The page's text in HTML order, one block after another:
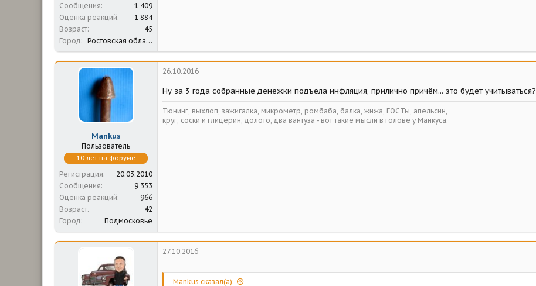
Сообщения
1 409
Оценка реакций
1 884
Возраст
45
Город
Ростовская область; Севастополь
Mankus
Пользователь
10 лет на форуме
Регистрация
20.03.2010
Сообщения
9 353
Оценка реакций
966
Возраст
42
Город
Подмосковье
26.10.2016
Ну за 3 года собранные денежки подъела инфляция, прилично причём... это будет учитываться?
Тюнинг, выхлоп, зажигалка, микрометр, ромбаба, балка, жижа, ГОСТы, апельсин,
круг, соски и глицерин, долото, два вантуза - вот такие мысли в голове у Манкуса.
27.10.2016
Mankus сказал(а):